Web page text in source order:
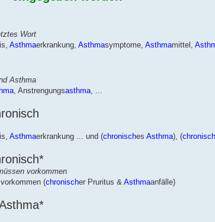
Wort
Asthmaerkrankung, Asthmasymptome, Asthmamittel,
Asthma
, Anstrengungsasthma
Asthmaerkrankung ... und (chronisches Asthma), (chronisch
vorkommen
(chronischer Pruritus & Asthmaanfälle)